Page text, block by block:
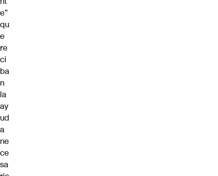
e”
qu
e
re
ci
ba
n
la
ay
ud
a
ne
ce
sa